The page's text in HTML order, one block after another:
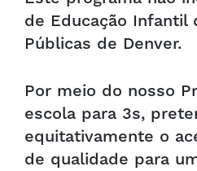
de Educação Infantil
Públicas de Denver.
Por meio do nosso
escola para 3s,
equitativamente o
de qualidade para